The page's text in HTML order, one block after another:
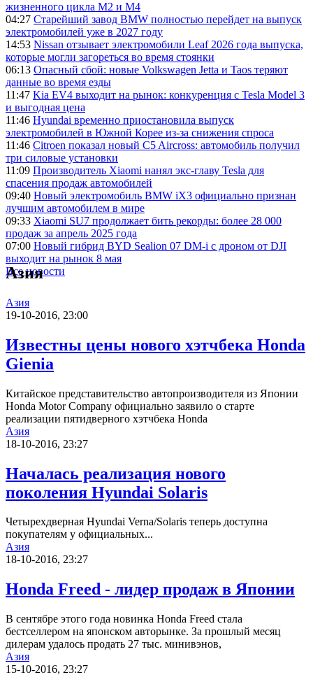
жизненного цикла M2 и M4
04:27 Старейший завод BMW полностью перейдет на выпуск
электромобилей уже в 2027 году
14:53 Nissan отзывает электромобили Leaf 2026 года выпуска,
которые могли загореться во время стоянки
06:13 Опасный сбой: новые Volkswagen Jetta и Taos теряют
данные во время езды
11:47 Kia EV4 выходит на рынок: конкуренция с Tesla Model 3
и выгодная цена
11:46 Hyundai временно приостановила выпуск
электромобилей в Южной Корее из-за снижения спроса
11:46 Citroen показал новый C5 Aircross: автомобиль получил
три силовые установки
11:09 Производитель Xiaomi нанял экс-главу Tesla для
спасения продаж автомобилей
09:40 Новый электромобиль BMW iX3 официально признан
лучшим автомобилем в мире
09:33 Xiaomi SU7 продолжает бить рекорды: более 28 000
продаж за апрель 2025 года
07:00 Новый гибрид BYD Sealion 07 DM-i с дроном от DJI
выходит на рынок 8 мая
Все новости
Азия
Азия
19-10-2016, 23:00
Известны цены нового хэтчбека Honda
Gienia
Китайское представительство автопроизводителя из Японии
Honda Motor Company официально заявило о старте
реализации пятидверного хэтчбека Honda
Азия
18-10-2016, 23:27
Началась реализация нового
поколения Hyundai Solaris
Четырехдверная Hyundai Verna/Solaris теперь доступна
покупателям у официальных...
Азия
18-10-2016, 23:27
Honda Freed - лидер продаж в Японии
В сентябре этого года новинка Honda Freed стала
бестселлером на японском авторынке. За прошлый месяц
дилерам удалось продать 27 тыс. минивэнов,
Азия
15-10-2016, 23:27